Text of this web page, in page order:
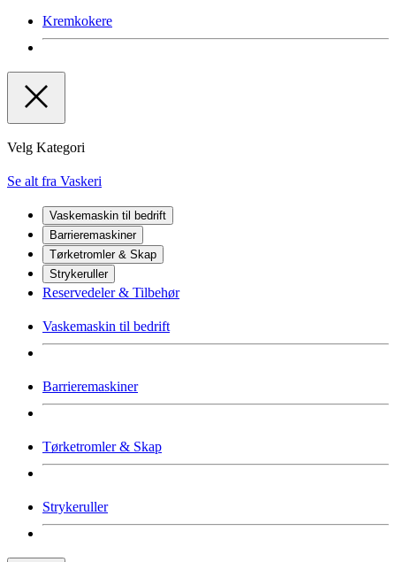
Kremkokere
Velg Kategori
Se alt fra Vaskeri
Vaskemaskin til bedrift
Barrieremaskiner
Tørketromler & Skap
Strykeruller
Reservedeler & Tilbehør
Vaskemaskin til bedrift
Barrieremaskiner
Tørketromler & Skap
Strykeruller